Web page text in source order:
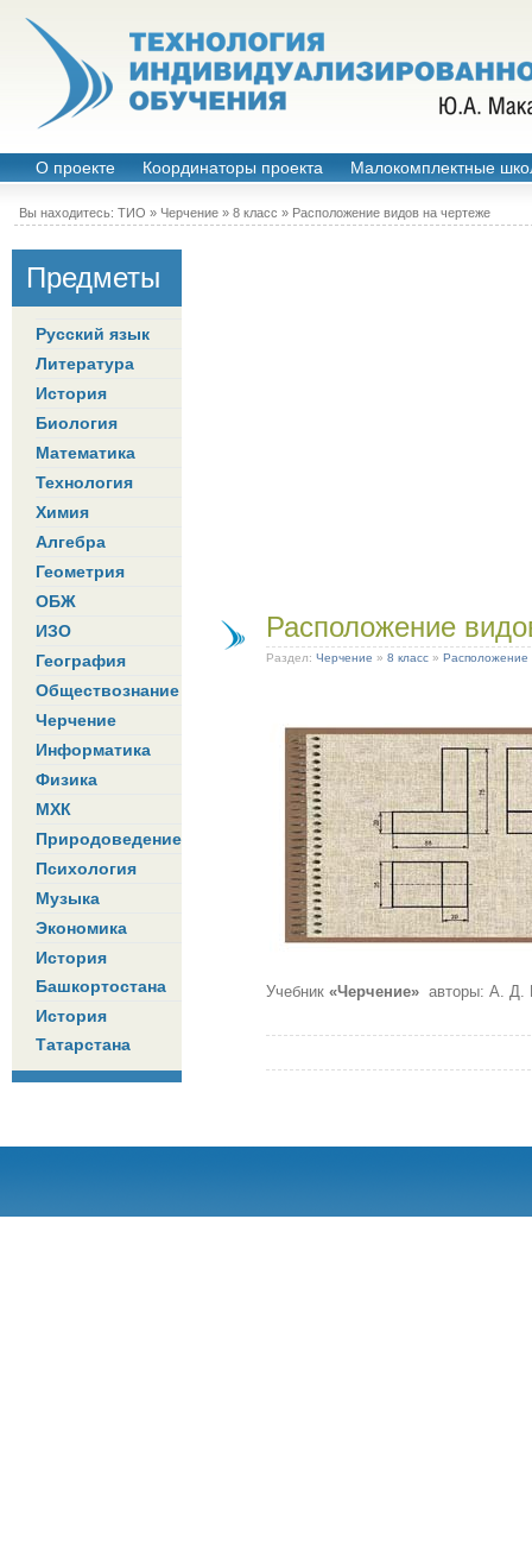
О проекте Координаторы проекта Малокомплектные
Вы находитесь: ТИО » Черчение » 8 класс » Расположение видов на чертеже
Предметы
Русский язык
Литература
История
Биология
Математика
Технология
Химия
Алгебра
Геометрия
ОБЖ
ИЗО
География
Обществознание
Черчение
Информатика
Физика
МХК
Природоведение
Психология
Музыка
Экономика
История
Башкортостана
История
Татарстана
Расположение
Раздел: Черчение » 8 класс » Расположение
Учебник «Черчение» авторы: А. Д.